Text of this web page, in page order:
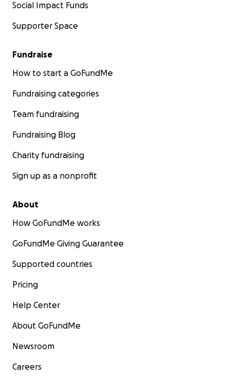
Social Impact Funds
Supporter Space
Fundraise
How to start a GoFundMe
Fundraising categories
Team fundraising
Fundraising Blog
Charity fundraising
Sign up as a nonprofit
About
How GoFundMe works
GoFundMe Giving Guarantee
Supported countries
Pricing
Help Center
About GoFundMe
Newsroom
Careers